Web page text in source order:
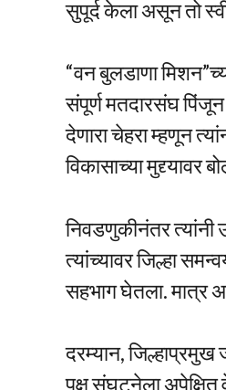
सुपूर्द केला असून तो
“वन बुलडाणा
संपूर्ण मतदारसंघ पिंजून
देणारा चेहरा म्हणून
विकासाच्या मुद्द्यावर
निवडणुकीनंतर त्यांनी
त्यांच्यावर जिल्हा
सहभाग घेतला. मात्र
दरम्यान, जिल्हाप्रमुख
पक्ष संघटनेला